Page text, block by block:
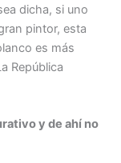
dicha, si uno
pintor, esta
es más
República
y de ahí no